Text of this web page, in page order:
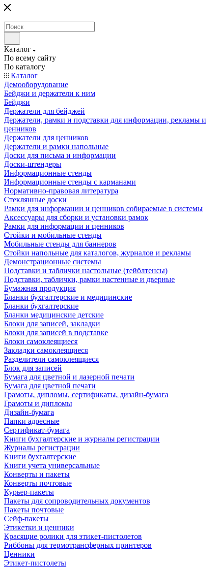
Каталог
По всему сайту
По каталогу
Каталог
Демооборудование
Бейджи и держатели к ним
Бейджи
Держатели для бейджей
Держатели, рамки и подставки для информации, рекламы и
ценников
Держатели для ценников
Держатели и рамки напольные
Доски для письма и информации
Доски-штендеры
Информационные стенды
Информационные стенды с карманами
Нормативно-правовая литература
Стеклянные доски
Рамки для информации и ценников собираемые в системы
Аксессуары для сборки и установки рамок
Рамки для информации и ценников
Стойки и мобильные стенды
Мобильные стенды для баннеров
Стойки напольные для каталогов, журналов и рекламы
Демонстрационные системы
Подставки и таблички настольные (тейблтенсы)
Подставки, таблички, рамки настенные и дверные
Бумажная продукция
Бланки бухгалтерские и медицинские
Бланки бухгалтерские
Бланки медицинские детские
Блоки для записей, закладки
Блоки для записей в подставке
Блоки самоклеящиеся
Закладки самоклеящиеся
Разделители самоклеящиеся
Блок для записей
Бумага для цветной и лазерной печати
Бумага для цветной печати
Грамоты, дипломы, сертификаты, дизайн-бумага
Грамоты и дипломы
Дизайн-бумага
Папки адресные
Сертификат-бумага
Книги бухгалтерские и журналы регистрации
Журналы регистрации
Книги бухгалтерские
Книги учета универсальные
Конверты и пакеты
Конверты почтовые
Курьер-пакеты
Пакеты для сопроводительных документов
Пакеты почтовые
Сейф-пакеты
Этикетки и ценники
Красящие ролики для этикет-пистолетов
Риббоны для термотрансферных принтеров
Ценники
Этикет-пистолеты